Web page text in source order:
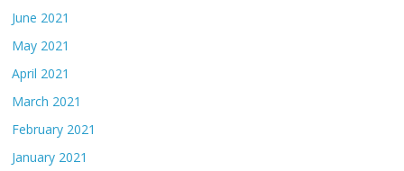
June 2021
May 2021
April 2021
March 2021
February 2021
January 2021